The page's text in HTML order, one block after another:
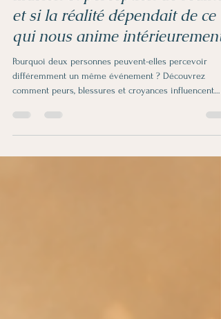
Lamia Mamma
21 juin
4 min de lecture
Illusion et perception de réalité
et si la réalité dépendait de ce
qui nous anime intérieurement
Pourquoi deux personnes peuvent-elles percevoir
notre perception de la réalité.